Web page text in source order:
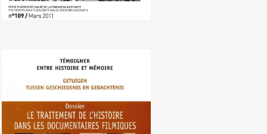
Nr. 108 (09/2010) Behandeling van
de geschiedenis in de
documentaire film